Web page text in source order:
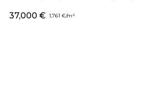
37,000 € 1,761 €/m²